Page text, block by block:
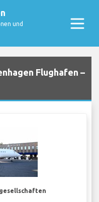
und
Flughafen –